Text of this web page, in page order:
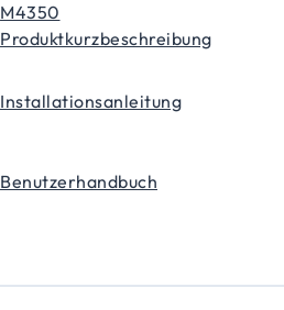
M4350
Produktkurzbeschreibung
Installationsanleitung
Benutzerhandbuch